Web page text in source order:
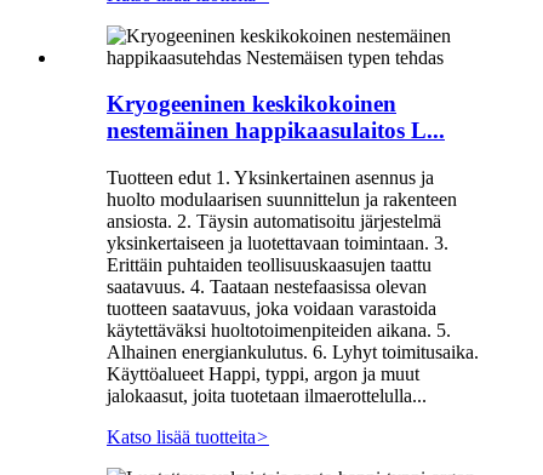
Kryogeeninen keskikokoinen
nestemäinen happikaasulaitos L...
Tuotteen edut 1. Yksinkertainen asennus ja
huolto modulaarisen suunnittelun ja rakenteen
ansiosta. 2. Täysin automatisoitu järjestelmä
yksinkertaiseen ja luotettavaan toimintaan. 3.
Erittäin puhtaiden teollisuuskaasujen taattu
saatavuus. 4. Taataan nestefaasissa olevan
tuotteen saatavuus, joka voidaan varastoida
käytettäväksi huoltotoimenpiteiden aikana. 5.
Alhainen energiankulutus. 6. Lyhyt toimitusaika.
Käyttöalueet Happi, typpi, argon ja muut
jalokaasut, joita tuotetaan ilmaerottelulla...
Katso lisää tuotteita>